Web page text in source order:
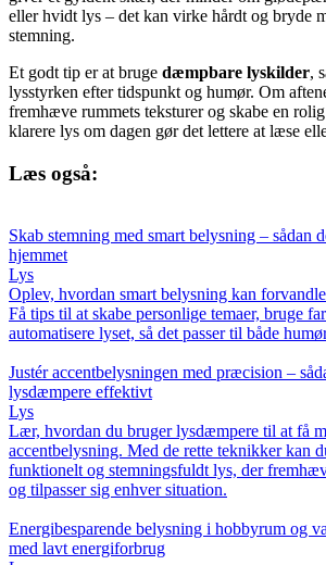
eller hvidt lys – det kan virke hårdt og bryde
stemning.
Et godt tip er at bruge dæmpbare lyskilder,
lysstyrken efter tidspunkt og humør. Om
fremhæve rummets teksturer og skabe en
klarere lys om dagen gør det lettere at læse
Læs også:
Skab stemning med smart belysning – sådan
hjemmet
Lys
Oplev, hvordan smart belysning kan
Få tips til at skabe personlige temaer, bruge
automatisere lyset, så det passer til både
Justér accentbelysningen med præcision –
lysdæmpere effektivt
Lys
Lær, hvordan du bruger lysdæmpere til at få
accentbelysning. Med de rette teknikker kan
funktionelt og stemningsfuldt lys, der
og tilpasser sig enhver situation.
Energibesparende belysning i hobbyrum og
med lavt energiforbrug